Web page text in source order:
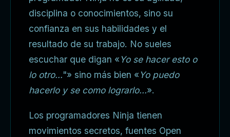
disciplina o conocimientos, sino su
confianza en sus habilidades y el
resultado de su trabajo. No sueles
escuchar que digan «Yo se hacer esto o
lo otro…"» sino más bien «Yo puedo
hacerlo y se como lograrlo…».
Los programadores Ninja tienen
movimientos secretos, fuentes Open